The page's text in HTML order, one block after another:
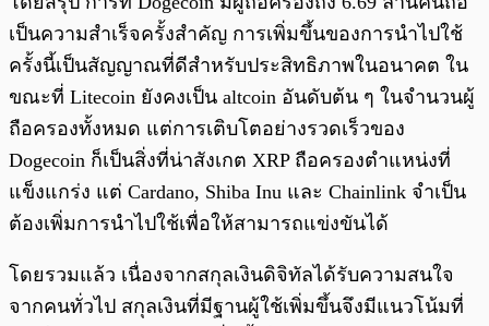
เป็นความสำเร็จครั้งสำคัญ การเพิ่มขึ้นของการนำไปใช้
ครั้งนี้เป็นสัญญาณที่ดีสำหรับประสิทธิภาพในอนาคต ใน
ขณะที่ Litecoin ยังคงเป็น altcoin อันดับต้น ๆ ในจำนวนผู้
ถือครองทั้งหมด แต่การเติบโตอย่างรวดเร็วของ
Dogecoin ก็เป็นสิ่งที่น่าสังเกต XRP ถือครองตำแหน่งที่
แข็งแกร่ง แต่ Cardano, Shiba Inu และ Chainlink จำเป็น
ต้องเพิ่มการนำไปใช้เพื่อให้สามารถแข่งขันได้
โดยรวมแล้ว เนื่องจากสกุลเงินดิจิทัลได้รับความสนใจ
จากคนทั่วไป สกุลเงินที่มีฐานผู้ใช้เพิ่มขึ้นจึงมีแนวโน้มที่